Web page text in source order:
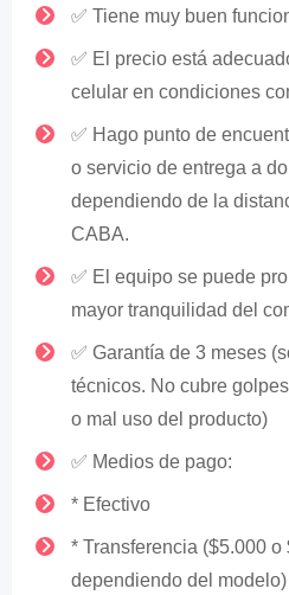
✅ Tiene muy buen
✅ El precio está
celular en condiciones
✅ Hago punto de
o servicio de entrega a
dependiendo de la
CABA.
✅ El equipo se puede
mayor tranquilidad del
✅ Garantía de 3 meses
técnicos. No cubre
o mal uso del producto)
✅ Medios de pago:
* Efectivo
* Transferencia ($5.000
dependiendo del modelo)